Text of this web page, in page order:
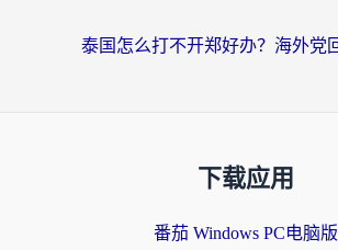
下载应用
番茄 Windows PC电脑版